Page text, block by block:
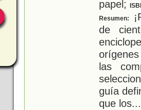
papel;
Resumen:
de
las
guía
que los...